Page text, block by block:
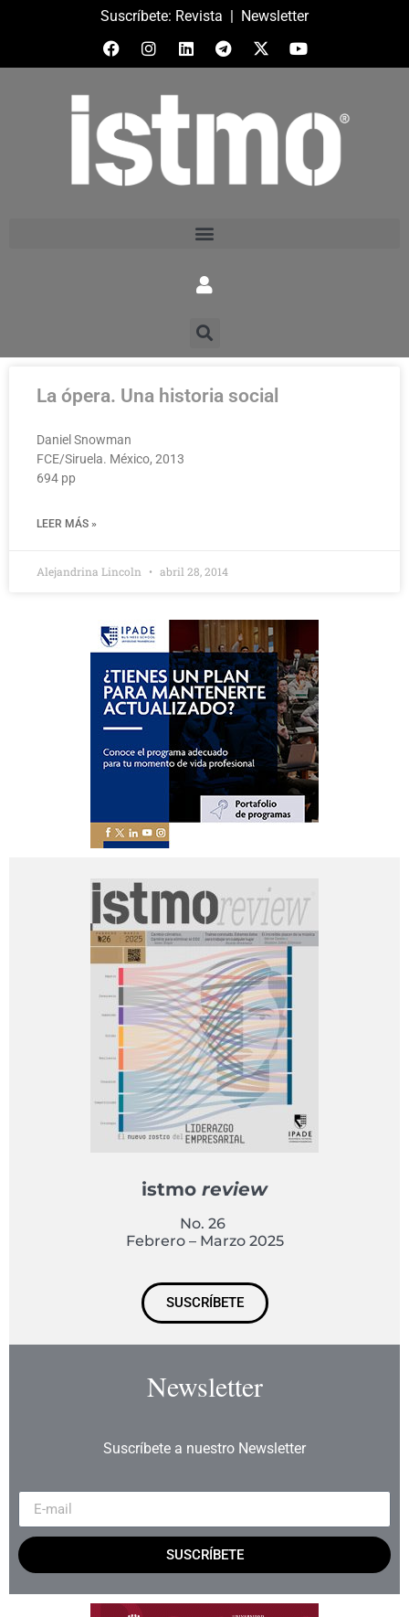
Suscríbete: Revista | Newsletter
La ópera. Una historia social
Daniel Snowman
FCE/Siruela. México, 2013
694 pp
LEER MÁS »
Alejandrina Lincoln abril 28, 2014
istmo review
No. 26
Febrero – Marzo 2025
SUSCRÍBETE
Newsletter
Suscríbete a nuestro Newsletter
SUSCRÍBETE